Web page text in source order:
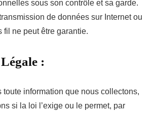
sous son contrôle et sa garde.
de données sur Internet ou
fil ne peut être garantie.
:
toute information que nous collectons,
si la loi l’exige ou le permet, par